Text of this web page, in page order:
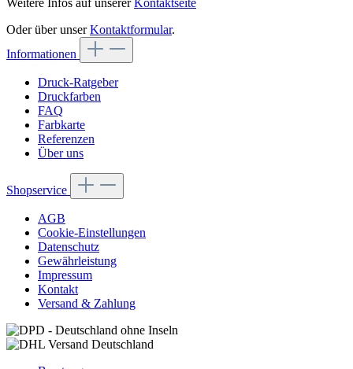
Weitere Infos auf unsererKontaktseite
Oder über unserKontaktformular.
Informationen
Druck-Ratgeber
Druckfarben
FAQ
Farbkarte
Referenzen
Über uns
Shopservice
AGB
Cookie-Einstellungen
Datenschutz
Gewährleistung
Impressum
Kontakt
Versand & Zahlung